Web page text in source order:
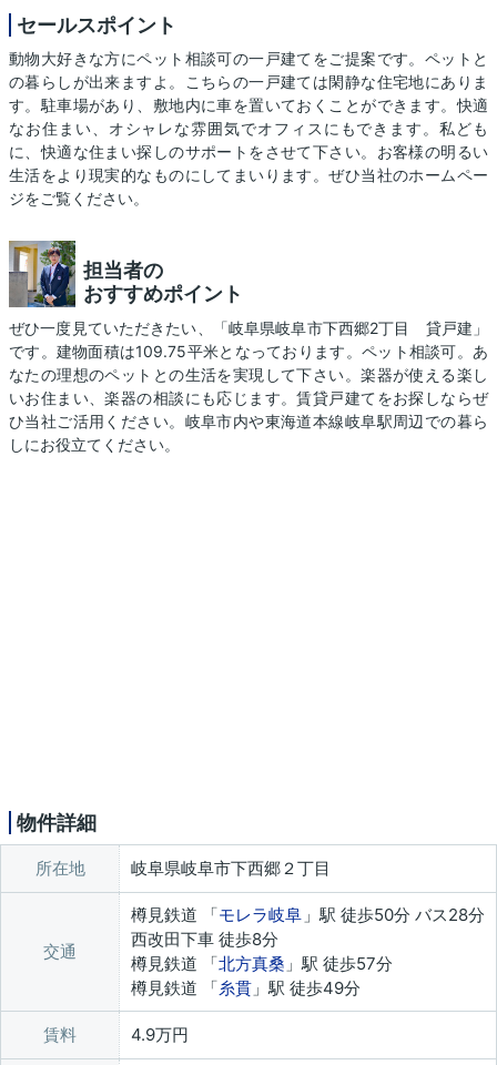
セールスポイント
動物大好きな方にペット相談可の一戸建てをご提案です。ペットと
の暮らしが出来ますよ。こちらの一戸建ては閑静な住宅地にありま
す。駐車場があり、敷地内に車を置いておくことができます。快適
なお住まい、オシャレな雰囲気でオフィスにもできます。私ども
に、快適な住まい探しのサポートをさせて下さい。お客様の明るい
生活をより現実的なものにしてまいります。ぜひ当社のホームペー
ジをご覧ください。
担当者の
おすすめポイント
ぜひ一度見ていただきたい、「岐阜県岐阜市下西郷2丁目 貸戸建」
です。建物面積は109.75平米となっております。ペット相談可。あ
なたの理想のペットとの生活を実現して下さい。楽器が使える楽し
いお住まい、楽器の相談にも応じます。賃貸戸建てをお探しならぜ
ひ当社ご活用ください。岐阜市内や東海道本線岐阜駅周辺での暮ら
しにお役立てください。
物件詳細
所在地 岐阜県岐阜市下西郷２丁目
交通
樽見鉄道 「モレラ岐阜 」駅 徒歩50分 バス28分
西改田下車 徒歩8分
樽見鉄道 「北方真桑 」駅 徒歩57分
樽見鉄道 「糸貫 」駅 徒歩49分
賃料 4.9万円